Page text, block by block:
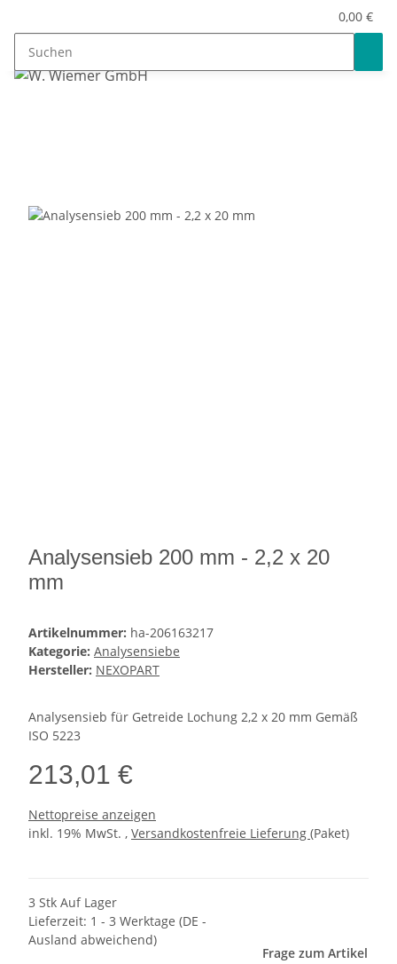
0,00 €
Analysensieb 200 mm - 2,2 x 20
mm
Artikelnummer: ha-206163217
Kategorie: Analysensiebe
Hersteller: NEXOPART
Analysensieb für Getreide Lochung 2,2 x 20 mm Gemäß
ISO 5223
213,01 €
Nettopreise anzeigen
inkl. 19% MwSt. , Versandkostenfreie Lieferung (Paket)
3 Stk Auf Lager
Lieferzeit: 1 - 3 Werktage (DE -
Ausland abweichend)
Frage zum Artikel